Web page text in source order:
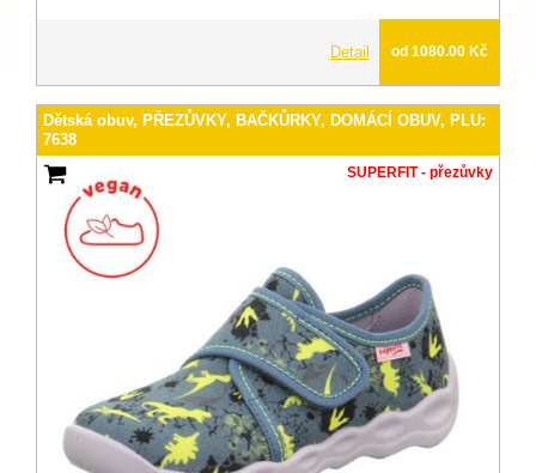
Detail od 1080.00 Kč
Dětská obuv, PŘEZŮVKY, BAČKŮRKY, DOMÁCÍ OBUV, PLU:
7638
SUPERFIT - přezůvky